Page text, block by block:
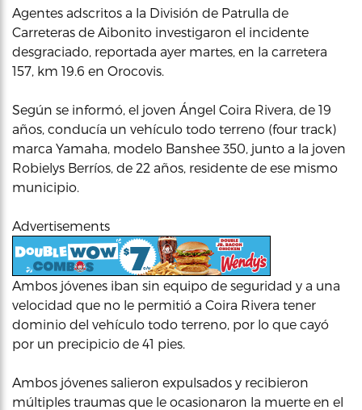
Agentes adscritos a la División de Patrulla de
Carreteras de Aibonito investigaron el incidente
desgraciado, reportada ayer martes, en la carretera
157, km 19.6 en Orocovis.
Según se informó, el joven Ángel Coira Rivera, de 19
años, conducía un vehículo todo terreno (four track)
marca Yamaha, modelo Banshee 350, junto a la joven
Robielys Berríos, de 22 años, residente de ese mismo
municipio.
Advertisements
Ambos jóvenes iban sin equipo de seguridad y a una
velocidad que no le permitió a Coira Rivera tener
dominio del vehículo todo terreno, por lo que cayó
por un precipicio de 41 pies.
Ambos jóvenes salieron expulsados y recibieron
múltiples traumas que le ocasionaron la muerte en el